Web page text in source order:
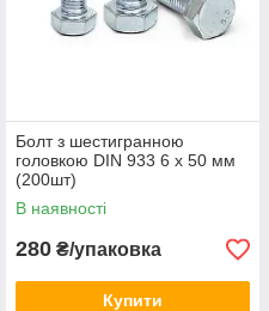
Болт з шестигранною
головкою DIN 933 6 х 50 мм
(200шт)
В наявності
280 ₴/упаковка
Купити